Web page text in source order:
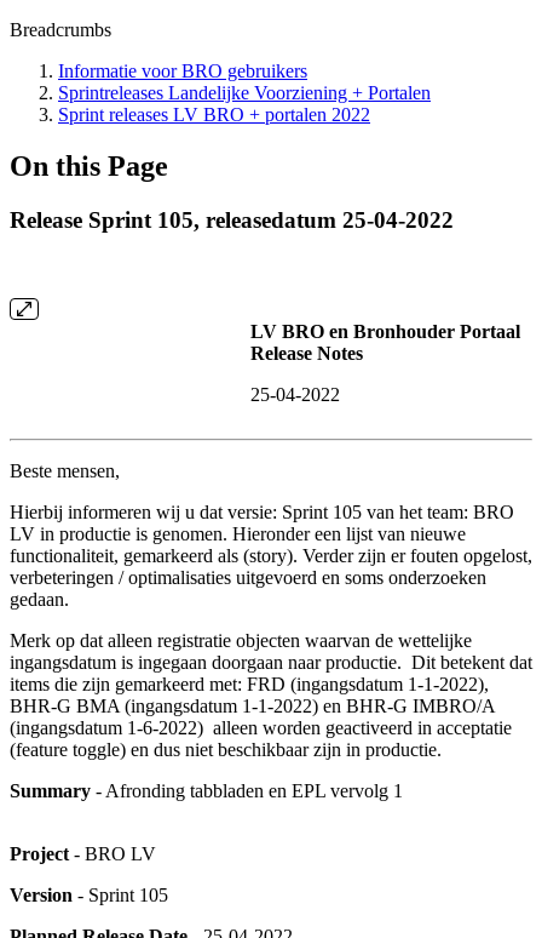
Breadcrumbs
Informatie voor BRO gebruikers
Sprintreleases Landelijke Voorziening + Portalen
Sprint releases LV BRO + portalen 2022
On this Page
Release Sprint 105, releasedatum 25-04-2022
LV BRO en Bronhouder Portaal
Release Notes
25-04-2022
Beste mensen,
Hierbij informeren wij u dat versie: Sprint 105 van het team: BRO
LV in productie is genomen. Hieronder een lijst van nieuwe
functionaliteit, gemarkeerd als (story). Verder zijn er fouten opgelost,
verbeteringen / optimalisaties uitgevoerd en soms onderzoeken
gedaan.
Merk op dat alleen registratie objecten waarvan de wettelijke
ingangsdatum is ingegaan doorgaan naar productie. Dit betekent dat
items die zijn gemarkeerd met: FRD (ingangsdatum 1-1-2022),
BHR-G BMA (ingangsdatum 1-1-2022) en BHR-G IMBRO/A
(ingangsdatum 1-6-2022) alleen worden geactiveerd in acceptatie
(feature toggle) en dus niet beschikbaar zijn in productie.
Summary - Afronding tabbladen en EPL vervolg 1
Project - BRO LV
Version - Sprint 105